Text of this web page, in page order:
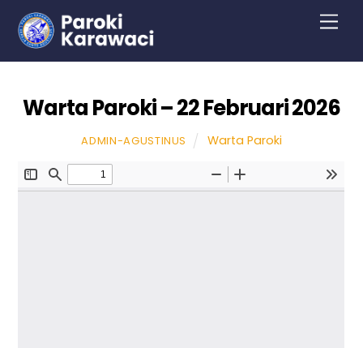
content
Warta Paroki – 22 Februari 2026
ADMIN-AGUSTINUS Warta Paroki